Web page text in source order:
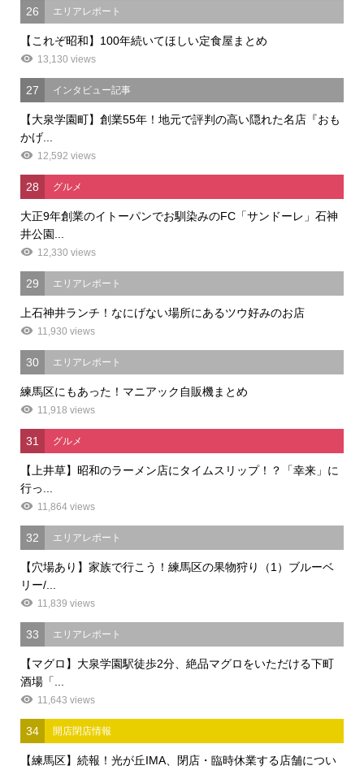
26 エリアレポート
【これぞ昭和】100年続いてほしい定食屋まとめ
13,130 views
27 インタビュー記事
【大泉学園町】創業55年！地元で評判の高い隠れた名店『おも
かげ...
12,592 views
28 グルメ
大正9年創業のイトーパンでお馴染みのFC「サンドーレ」石神
井公園...
12,330 views
29 エリアレポート
上石神井ランチ！なにげない場所にあるツウ好みのお店
11,930 views
30 エリアレポート
練馬区にもあった！マニアック自販機まとめ
11,918 views
31 グルメ
【上井草】昭和のラーメン店にタイムスリップ！？「幸来」に
行っ...
11,864 views
32 エリアレポート
【穴場あり】家族で行こう！練馬区の果物狩り（1）ブルーベ
リー/...
11,839 views
33 エリアレポート
【マグロ】大泉学園駅徒歩2分、絶品マグロをいただける下町
酒場「...
11,643 views
34 開店閉店情報
【練馬区】続報！光が丘IMA、閉店・臨時休業する店舗につい